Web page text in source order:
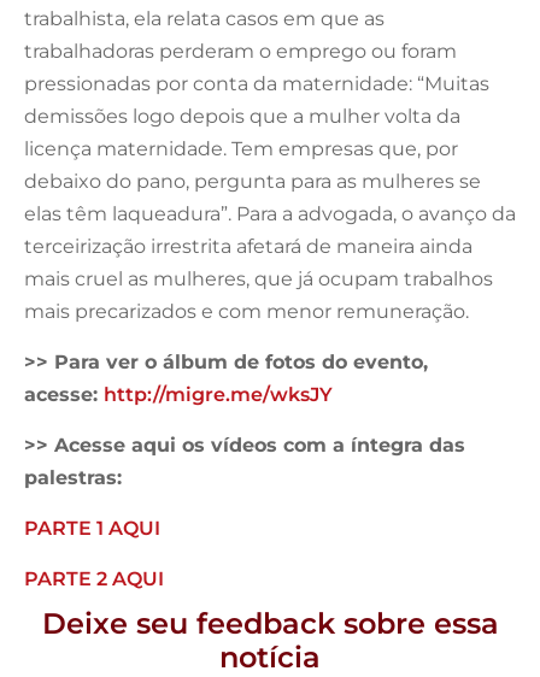
trabalhista, ela relata casos em que as
trabalhadoras perderam o emprego ou foram
pressionadas por conta da maternidade: “Muitas
demissões logo depois que a mulher volta da
licença maternidade. Tem empresas que, por
debaixo do pano, pergunta para as mulheres se
elas têm laqueadura”. Para a advogada, o avanço da
terceirização irrestrita afetará de maneira ainda
mais cruel as mulheres, que já ocupam trabalhos
mais precarizados e com menor remuneração.
>> Para ver o álbum de fotos do evento,
acesse: http://migre.me/wksJY
>> Acesse aqui os vídeos com a íntegra das
palestras:
PARTE 1 AQUI
PARTE 2 AQUI
Deixe seu feedback sobre essa
notícia